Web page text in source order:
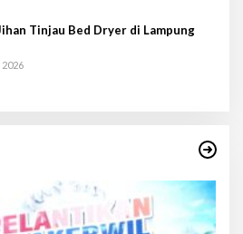
Tinjau Bed Dryer di Lampung